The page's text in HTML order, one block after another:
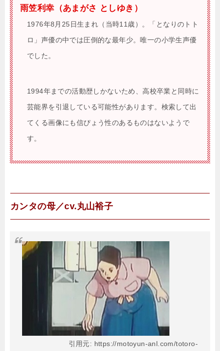
雨笠利幸（あまがさ としゆき）
1976年8月25日生まれ（当時11歳）。「となりのトト
ロ」声優の中では圧倒的な最年少。唯一の小学生声優
でした。
1994年までの活動歴しかないため、高校卒業と同時に
芸能界を引退している可能性があります。検索して出
てくる画像にも信ぴょう性のあるものはないようで
す。
カンタの母／cv.丸山裕子
引用元: https://motoyun-anl.com/totoro-